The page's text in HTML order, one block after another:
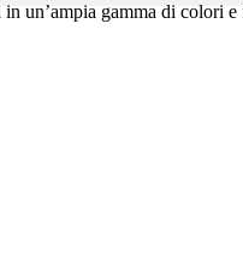
un’ampia gamma di colori